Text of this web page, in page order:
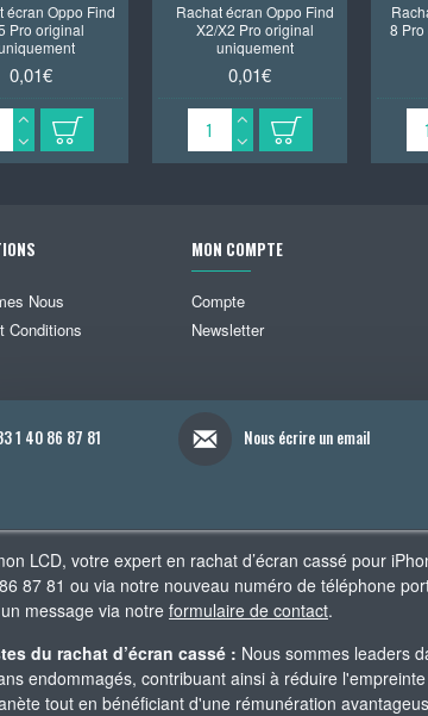
écran Oppo Find
Pro original
0,01€
Rachat écran Oppo Find
X2/X2 Pro original
uniquement
0,01€
8
Nous
Conditions
MON COMPTE
Compte
Newsletter
1 40 86 87 81 Nous écrire un email
LCD, votre expert en rachat d’écran cassé pour
87 81 ou via notre nouveau numéro de téléphone
message via notre formulaire de contact.
du rachat d’écran cassé : Nous sommes leaders
endommagés, contribuant ainsi à réduire
tout en bénéficiant d'une rémunération